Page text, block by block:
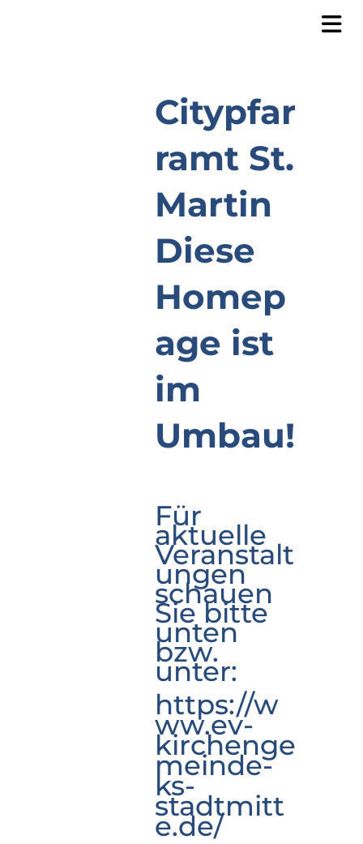
Citypfar
ramt St.
Martin
Diese
Homep
age ist
im
Umbau!
Für
aktuelle
Veranstalt
ungen
schauen
Sie bitte
unten
bzw.
unter:
https://w
ww.ev-
kirchenge
meinde-
ks-
stadtmitt
e.de/